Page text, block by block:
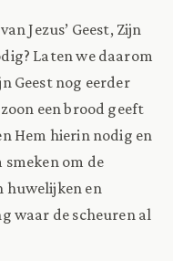
Jezus’ Geest, Zijn
Laten we daarom
Geest nog eerder
een brood geeft
Hem hierin nodig en
smeken om de
huwelijken en
waar de scheuren al